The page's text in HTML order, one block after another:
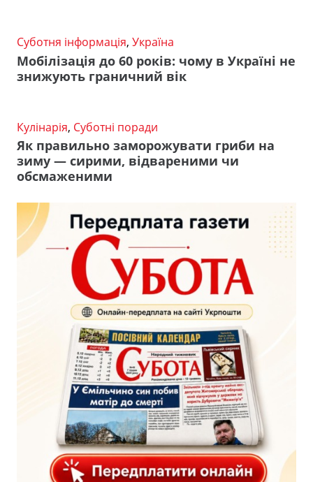
Суботня інформація, Україна
Мобілізація до 60 років: чому в Україні не
знижують граничний вік
Кулінарія, Суботні поради
Як правильно заморожувати гриби на
зиму — сирими, відвареними чи
обсмаженими